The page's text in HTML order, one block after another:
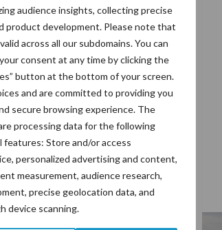
audience insights, collecting precise
product development. Please note that
across all our subdomains. You can
consent at any time by clicking the
button at the bottom of your screen.
and are committed to providing you
secure browsing experience. The
processing data for the following
features: Store and/or access
personalized advertising and content,
measurement, audience research,
precise geolocation data, and
device scanning.
wordt men uitgenodigd om
thema de onderzoekers
zijn in het belang van de
van het beleid dat de positie